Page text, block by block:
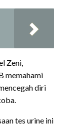
Zeni,
memahami
diri
tes urine ini